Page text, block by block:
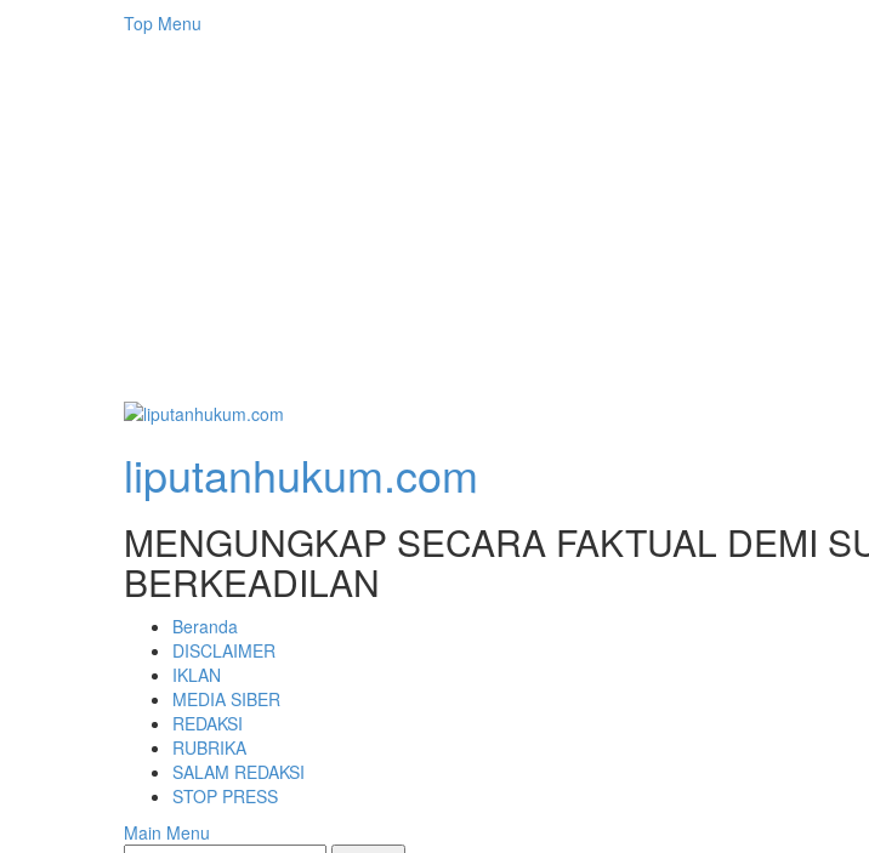
Top Menu
liputanhukum.com
MENGUNGKAP SECARA FAKTUAL DEMI
BERKEADILAN
Beranda
DISCLAIMER
IKLAN
MEDIA SIBER
REDAKSI
RUBRIKA
SALAM REDAKSI
STOP PRESS
Main Menu